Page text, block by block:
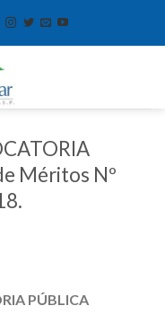
Méritos Nº
PÚBLICA